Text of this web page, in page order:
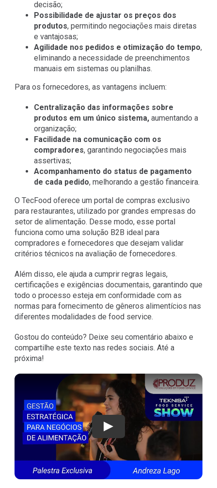
decisão;
Possibilidade de ajustar os preços dos
produtos, permitindo negociações mais diretas
e vantajosas;
Agilidade nos pedidos e otimização do tempo,
eliminando a necessidade de preenchimentos
manuais em sistemas ou planilhas.
Para os fornecedores, as vantagens incluem:
Centralização das informações sobre
produtos em um único sistema,aumentando a
organização;
Facilidade na comunicação com os
compradores, garantindo negociações mais
assertivas;
Acompanhamento do status de pagamento
de cada pedido, melhorando a gestão financeira.
O TecFood oferece um portal de compras exclusivo
para restaurantes, utilizado por grandes empresas do
setor de alimentação. Desse modo, esse portal
funciona como uma solução B2B ideal para
compradores e fornecedores que desejam validar
critérios técnicos na avaliação de fornecedores.
Além disso, ele ajuda a cumprir regras legais,
certificações e exigências documentais, garantindo que
todo o processo esteja em conformidade com as
normas para fornecimento de gêneros alimentícios nas
diferentes modalidades de food service.
Gostou do conteúdo? Deixe seu comentário abaixo e
compartilhe este texto nas redes sociais. Até a
próxima!
Play